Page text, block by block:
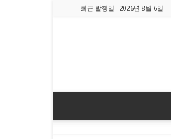
최근 발행일 : 2026년 8월 6일